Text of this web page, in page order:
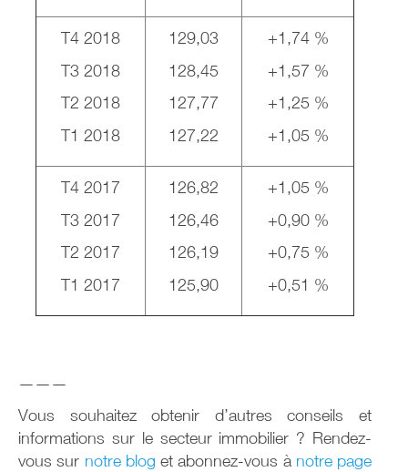
T4 2018
T3 2018
T2 2018
T1 2018
129,03
128,45
127,77
127,22
+1,74 %
+1,57 %
+1,25 %
+1,05 %
T4 2017
T3 2017
T2 2017
T1 2017
126,82
126,46
126,19
125,90
+1,05 %
+0,90 %
+0,75 %
+0,51 %
———
Vous souhaitez obtenir d’autres conseils et
informations sur le secteur immobilier ? Rendez-
vous sur notre blog et abonnez-vous à notre page